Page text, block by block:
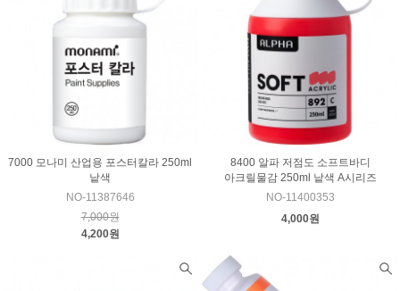
7000 모나미 산업용 포스터칼라 250ml
낱색
NO-11387646
7,000원
4,200원
8400 알파 저점도 소프트바디
아크릴물감 250ml 낱색 A시리즈
NO-11400353
4,000원